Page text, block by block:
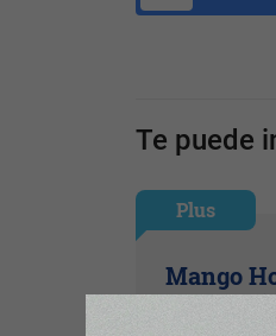
Te puede
Plus
Mango
en